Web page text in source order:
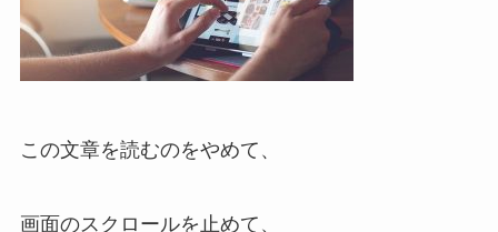
この文章を読むのをやめて、
画面のスクロールを止めて、